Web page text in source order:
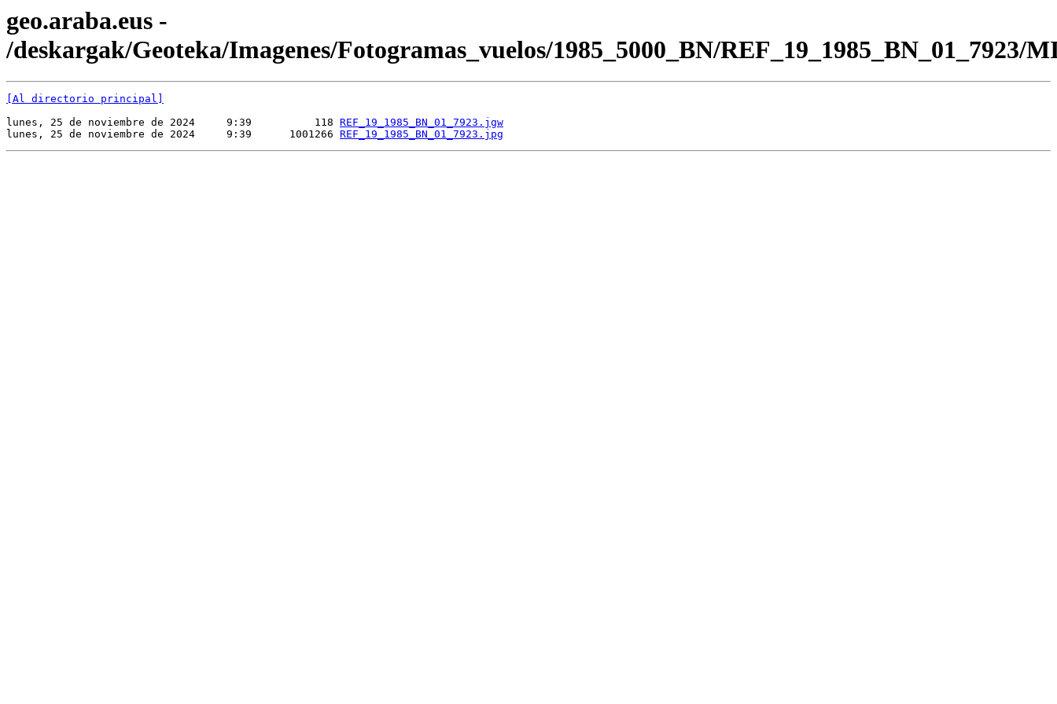
geo.araba.eus -
/deskargak/Geoteka/Imagenes/Fotogramas_vuelos/1985_5000_BN/REF_19_1985_BN_01_7923/
[Al directorio principal]
lunes, 25 de noviembre de 2024     9:39          118 REF_19_1985_BN_01_7923.jgw
lunes, 25 de noviembre de 2024     9:39      1001266 REF_19_1985_BN_01_7923.jpg